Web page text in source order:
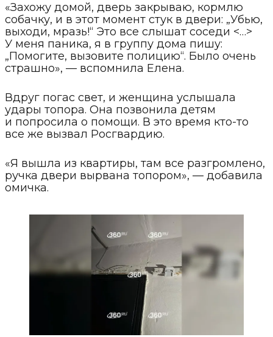
«Захожу домой, дверь закрываю, кормлю
собачку, и в этот момент стук в двери: „Убью,
выходи, мразь!“ Это все слышат соседи <…>
У меня паника, я в группу дома пишу:
„Помогите, вызовите полицию“. Было очень
страшно», — вспомнила Елена.
Вдруг погас свет, и женщина услышала
удары топора. Она позвонила детям
и попросила о помощи. В это время кто-то
все же вызвал Росгвардию.
«Я вышла из квартиры, там все разгромлено,
ручка двери вырвана топором», — добавила
омичка.